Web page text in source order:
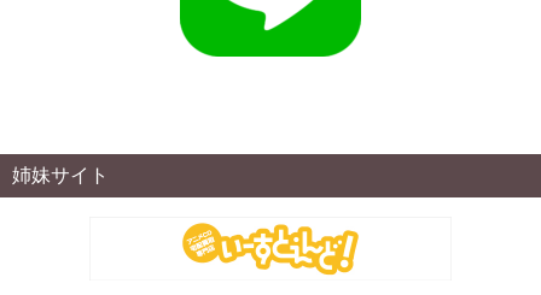
姉妹サイト